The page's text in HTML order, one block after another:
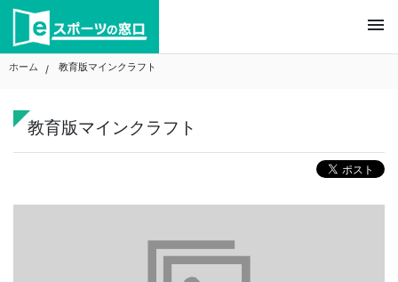
Skip
content
menu
ホーム 教育版マインクラフト
教育版マインクラフト